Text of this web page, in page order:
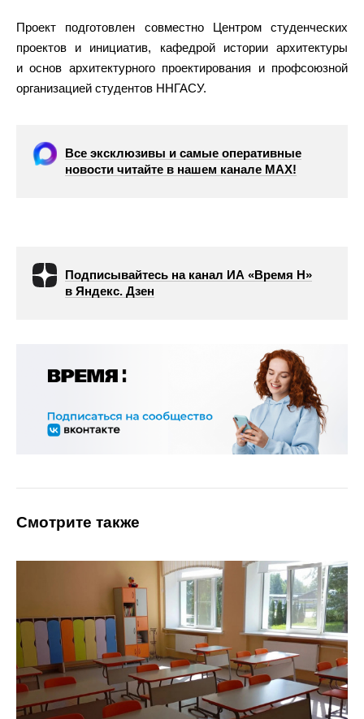
Проект подготовлен совместно Центром студенческих
проектов и инициатив, кафедрой истории архитектуры
и основ архитектурного проектирования и профсоюзной
организацией студентов ННГАСУ.
Все эксклюзивы и самые оперативные
новости читайте в нашем канале МАХ!
Подписывайтесь на канал ИА «Время Н»
в Яндекс. Дзен
Смотрите также